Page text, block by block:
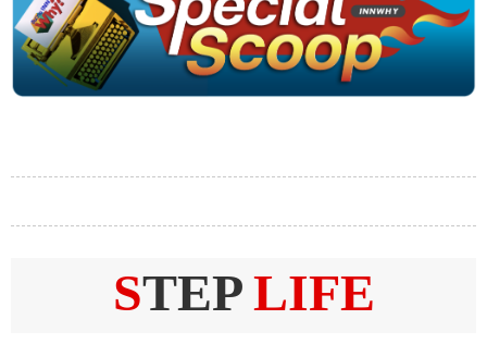
STEP LIFE